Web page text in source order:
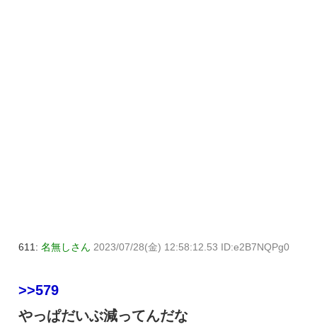
611: 名無しさん 2023/07/28(金) 12:58:12.53 ID:e2B7NQPg0
>>579
やっぱだいぶ減ってんだな